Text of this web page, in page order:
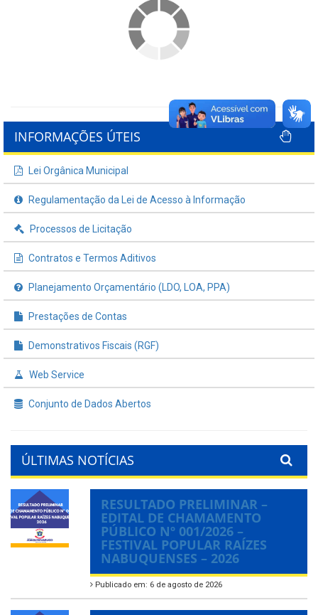
INFORMAÇÕES ÚTEIS
Lei Orgânica Municipal
Regulamentação da Lei de Acesso à Informação
Processos de Licitação
Contratos e Termos Aditivos
Planejamento Orçamentário (LDO, LOA, PPA)
Prestações de Contas
Demonstrativos Fiscais (RGF)
Web Service
Conjunto de Dados Abertos
ÚLTIMAS NOTÍCIAS
RESULTADO PRELIMINAR –
EDITAL DE CHAMAMENTO
PÚBLICO Nº 001/2026 –
FESTIVAL POPULAR RAÍZES
NABUQUENSES – 2026
Publicado em: 6 de agosto de 2026